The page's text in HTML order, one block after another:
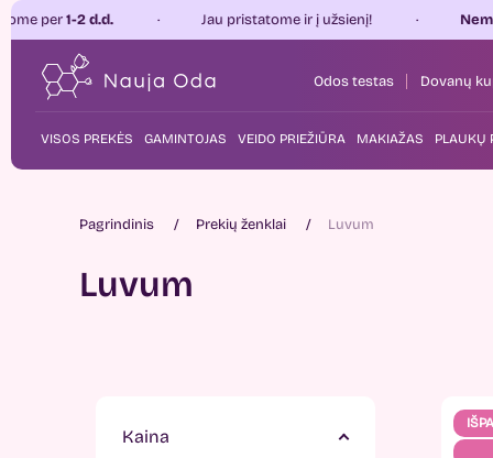
d.d. Jau pristatome ir į užsienį! Nemokamas
Odos testas Dovanų
VISOS PREKĖS GAMINTOJAS VEIDO PRIEŽIŪRA MAKIAŽAS PLAUKŲ
Pagrindinis Prekių ženklai Luvum
Luvum
Kaina